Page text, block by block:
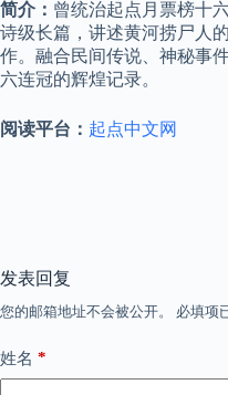
简介： 曾统治起点月票榜十
诗级长篇，讲述黄河捞尸人
作。融合民间传说、神秘事
六连冠的辉煌记录。
阅读平台： 起点中文网
发表回复
您的邮箱地址不会被公开。 必填项
姓名 *